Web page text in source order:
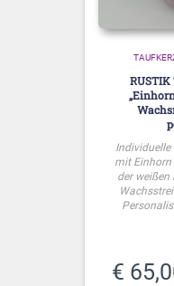
Individuelle
mit Einhorn
der weißen
€